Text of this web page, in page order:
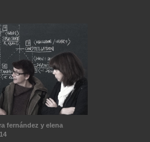
fernández y elena